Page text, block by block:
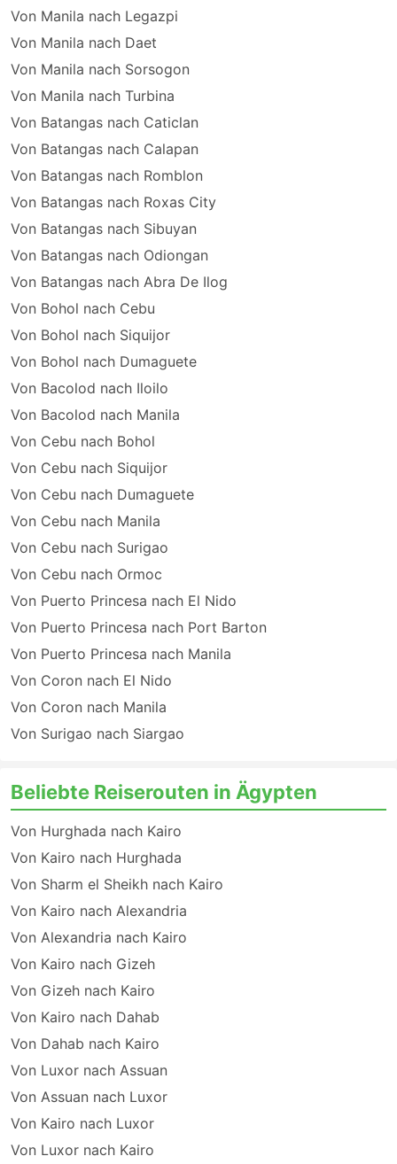
Von Manila nach Legazpi
Von Manila nach Daet
Von Manila nach Sorsogon
Von Manila nach Turbina
Von Batangas nach Caticlan
Von Batangas nach Calapan
Von Batangas nach Romblon
Von Batangas nach Roxas City
Von Batangas nach Sibuyan
Von Batangas nach Odiongan
Von Batangas nach Abra De Ilog
Von Bohol nach Cebu
Von Bohol nach Siquijor
Von Bohol nach Dumaguete
Von Bacolod nach Iloilo
Von Bacolod nach Manila
Von Cebu nach Bohol
Von Cebu nach Siquijor
Von Cebu nach Dumaguete
Von Cebu nach Manila
Von Cebu nach Surigao
Von Cebu nach Ormoc
Von Puerto Princesa nach El Nido
Von Puerto Princesa nach Port Barton
Von Puerto Princesa nach Manila
Von Coron nach El Nido
Von Coron nach Manila
Von Surigao nach Siargao
Beliebte Reiserouten in Ägypten
Von Hurghada nach Kairo
Von Kairo nach Hurghada
Von Sharm el Sheikh nach Kairo
Von Kairo nach Alexandria
Von Alexandria nach Kairo
Von Kairo nach Gizeh
Von Gizeh nach Kairo
Von Kairo nach Dahab
Von Dahab nach Kairo
Von Luxor nach Assuan
Von Assuan nach Luxor
Von Kairo nach Luxor
Von Luxor nach Kairo